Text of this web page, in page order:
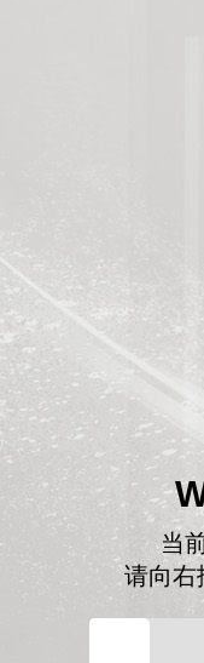
当
请向右